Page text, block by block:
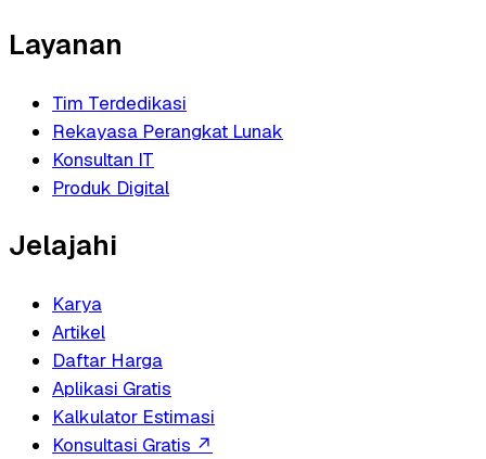
Layanan
Tim Terdedikasi
Rekayasa Perangkat Lunak
Konsultan IT
Produk Digital
Jelajahi
Karya
Artikel
Daftar Harga
Aplikasi Gratis
Kalkulator Estimasi
Konsultasi Gratis ↗